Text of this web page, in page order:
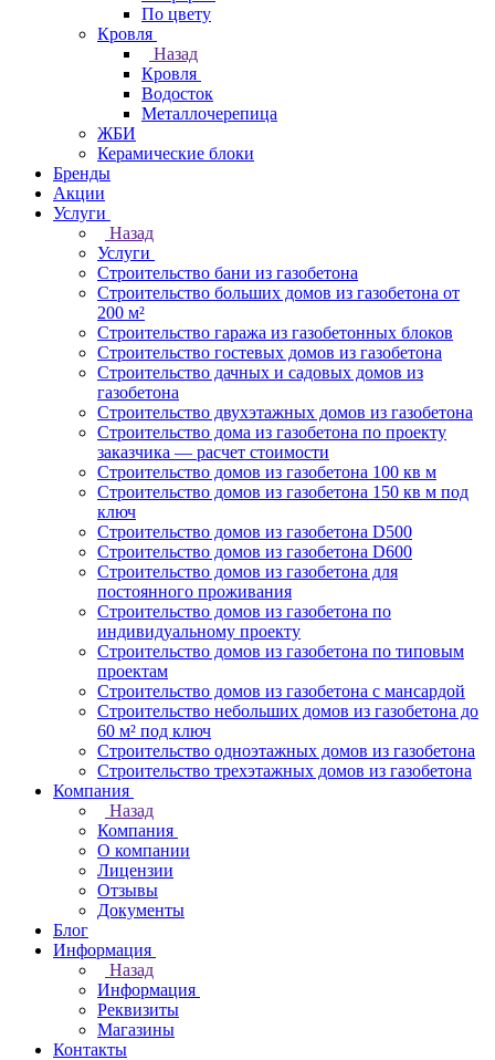
По цвету
Кровля
Назад
Кровля
Водосток
Металлочерепица
ЖБИ
Керамические блоки
Бренды
Акции
Услуги
Назад
Услуги
Строительство бани из газобетона
Строительство больших домов из газобетона от
200 м²
Строительство гаража из газобетонных блоков
Строительство гостевых домов из газобетона
Строительство дачных и садовых домов из
газобетона
Строительство двухэтажных домов из газобетона
Строительство дома из газобетона по проекту
заказчика — расчет стоимости
Строительство домов из газобетона 100 кв м
Строительство домов из газобетона 150 кв м под
ключ
Строительство домов из газобетона D500
Строительство домов из газобетона D600
Строительство домов из газобетона для
постоянного проживания
Строительство домов из газобетона по
индивидуальному проекту
Строительство домов из газобетона по типовым
проектам
Строительство домов из газобетона с мансардой
Строительство небольших домов из газобетона до
60 м² под ключ
Строительство одноэтажных домов из газобетона
Строительство трехэтажных домов из газобетона
Компания
Назад
Компания
О компании
Лицензии
Отзывы
Документы
Блог
Информация
Назад
Информация
Реквизиты
Магазины
Контакты